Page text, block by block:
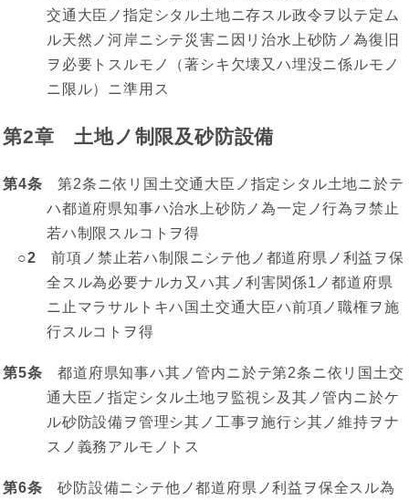
交通大臣ノ指定シタル土地ニ存スル政令ヲ以テ定ム
ル天然ノ河岸ニシテ災害ニ因リ治水上砂防ノ為復旧
ヲ必要トスルモノ（著シキ欠壊又ハ埋没ニ係ルモノ
ニ限ル）ニ準用ス
第2章 土地ノ制限及砂防設備
第4条 第2条ニ依リ国土交通大臣ノ指定シタル土地ニ於テ
ハ都道府県知事ハ治水上砂防ノ為一定ノ行為ヲ禁止
若ハ制限スルコトヲ得
○2 前項ノ禁止若ハ制限ニシテ他ノ都道府県ノ利益ヲ保
全スル為必要ナルカ又ハ其ノ利害関係1ノ都道府県
ニ止マラサルトキハ国土交通大臣ハ前項ノ職権ヲ施
行スルコトヲ得
第5条 都道府県知事ハ其ノ管内ニ於テ第2条ニ依リ国土交
通大臣ノ指定シタル土地ヲ監視シ及其ノ管内ニ於ケ
ル砂防設備ヲ管理シ其ノ工事ヲ施行シ其ノ維持ヲナ
スノ義務アルモノトス
第6条 砂防設備ニシテ他ノ都道府県ノ利益ヲ保全スル為